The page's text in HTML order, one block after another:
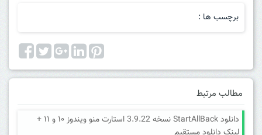
برچسب ها :
مطالب مرتبط
دانلود StartAllBack نسخه 3.9.22 استارت منو ویندوز ۱۰ و ۱۱ +